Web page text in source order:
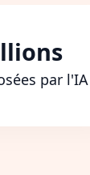
par l'IA